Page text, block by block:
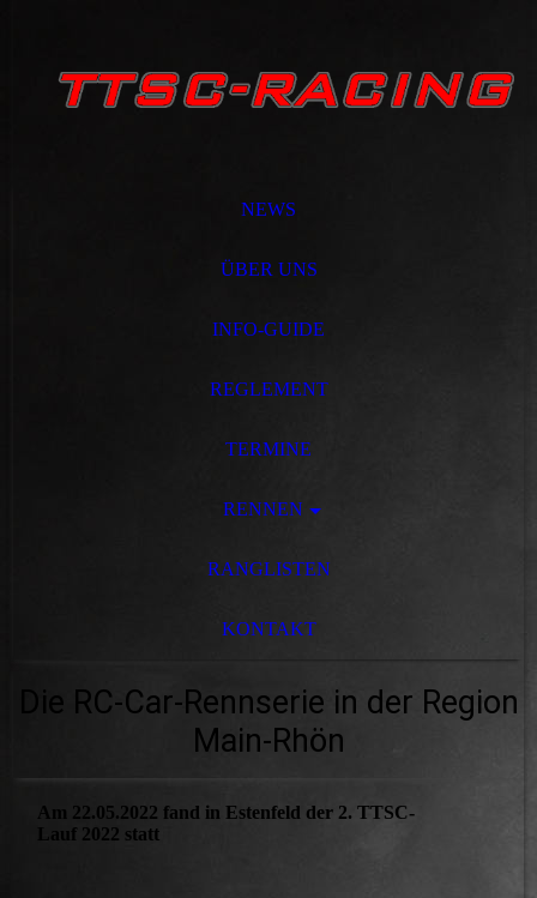
NEWS
ÜBER UNS
INFO-GUIDE
REGLEMENT
TERMINE
RENNEN
RANGLISTEN
KONTAKT
Die RC-Car-Rennserie in der Region
Main-Rhön
Am 22.05.2022 fand in Estenfeld der 2. TTSC-
Lauf 2022 statt